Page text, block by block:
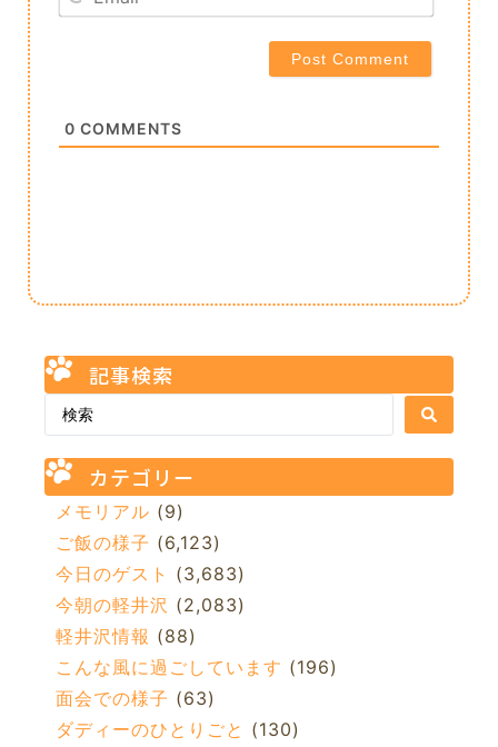
0 COMMENTS
記事検索
カテゴリー
メモリアル (9)
ご飯の様子 (6,123)
今日のゲスト (3,683)
今朝の軽井沢 (2,083)
軽井沢情報 (88)
こんな風に過ごしています (196)
面会での様子 (63)
ダディーのひとりごと (130)